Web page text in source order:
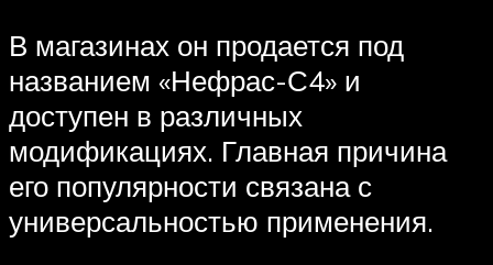
В магазинах он продается под
названием «Нефрас-С4» и
доступен в различных
модификациях. Главная причина
его популярности связана с
универсальностью применения.